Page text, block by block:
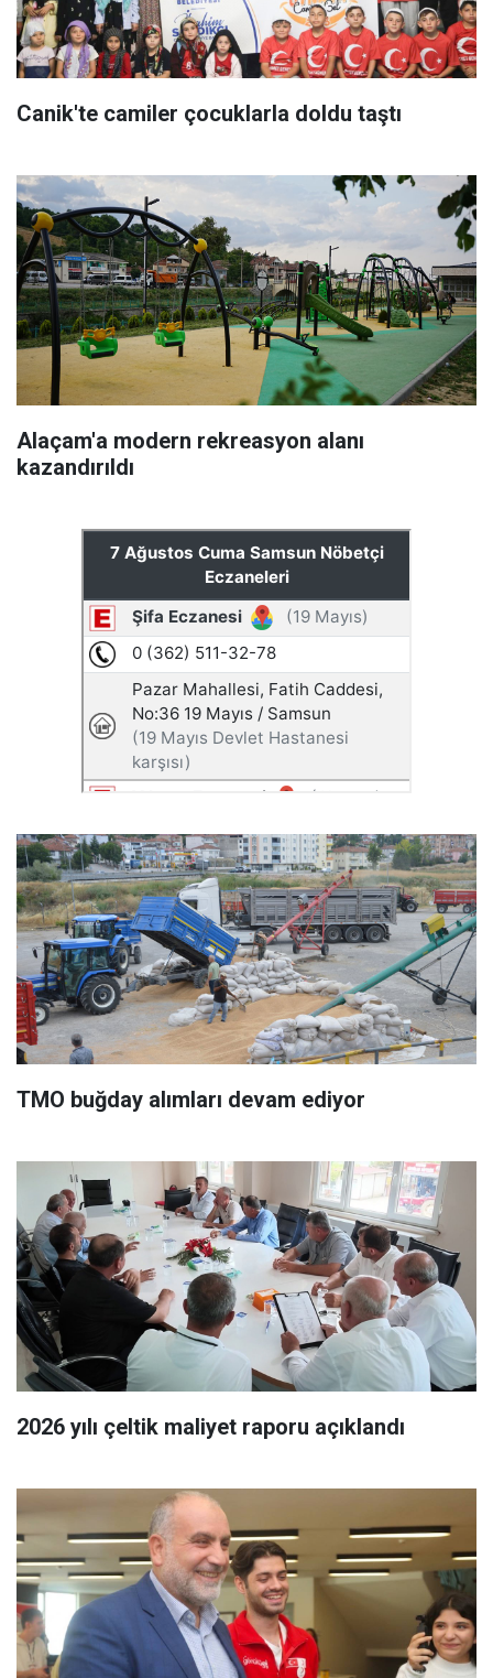
Canik'te camiler çocuklarla doldu taştı
Alaçam'a modern rekreasyon alanı
kazandırıldı
TMO buğday alımları devam ediyor
2026 yılı çeltik maliyet raporu açıklandı